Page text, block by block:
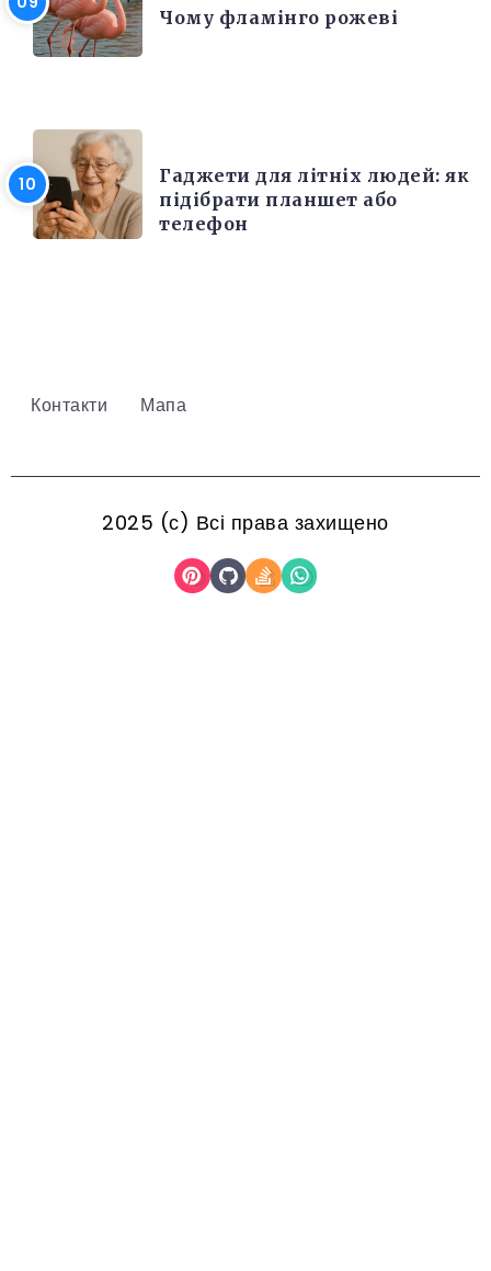
Чому фламінго рожеві
Гаджети для літніх людей: як
підібрати планшет або
телефон
Контакти Мапа
2025 (с) Всі права захищено